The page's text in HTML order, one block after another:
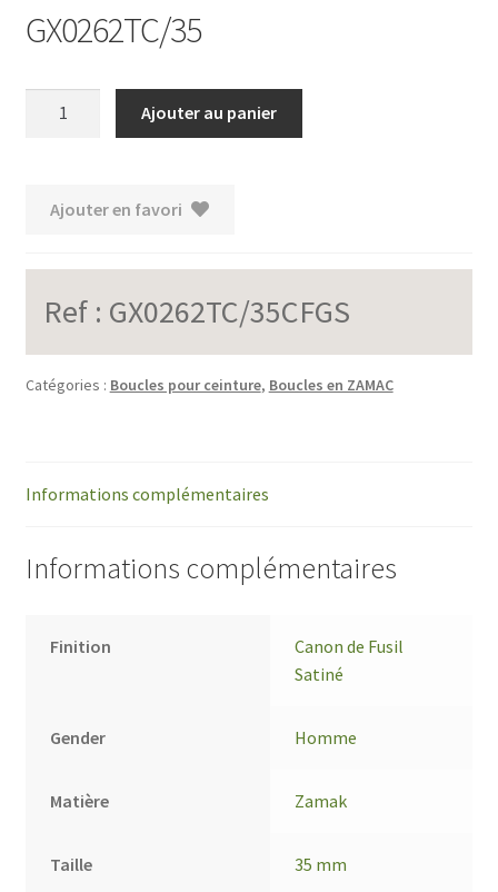
GX0262TC/35
Ajouter au panier
Ajouter en favori
Ref : GX0262TC/35CFGS
Catégories : Boucles pour ceinture, Boucles en ZAMAC
Informations complémentaires
Informations complémentaires
Finition
Canon de Fusil
Satiné
Gender Homme
Matière Zamak
Taille 35 mm